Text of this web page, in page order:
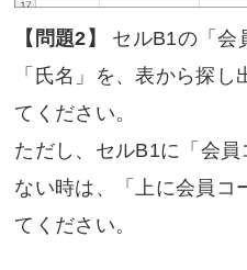
【問題2】
セルB1の「会
「氏名」を、表から探
てください。
ただし、セルB1に「会
ない時は、「上に会員コ
てください。